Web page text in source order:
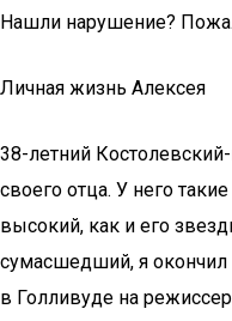
Нашли нарушение?
Личная жизнь Алексея
38-летний
своего отца. У него
высокий, как и его
сумасшедший, я
в Голливуде на